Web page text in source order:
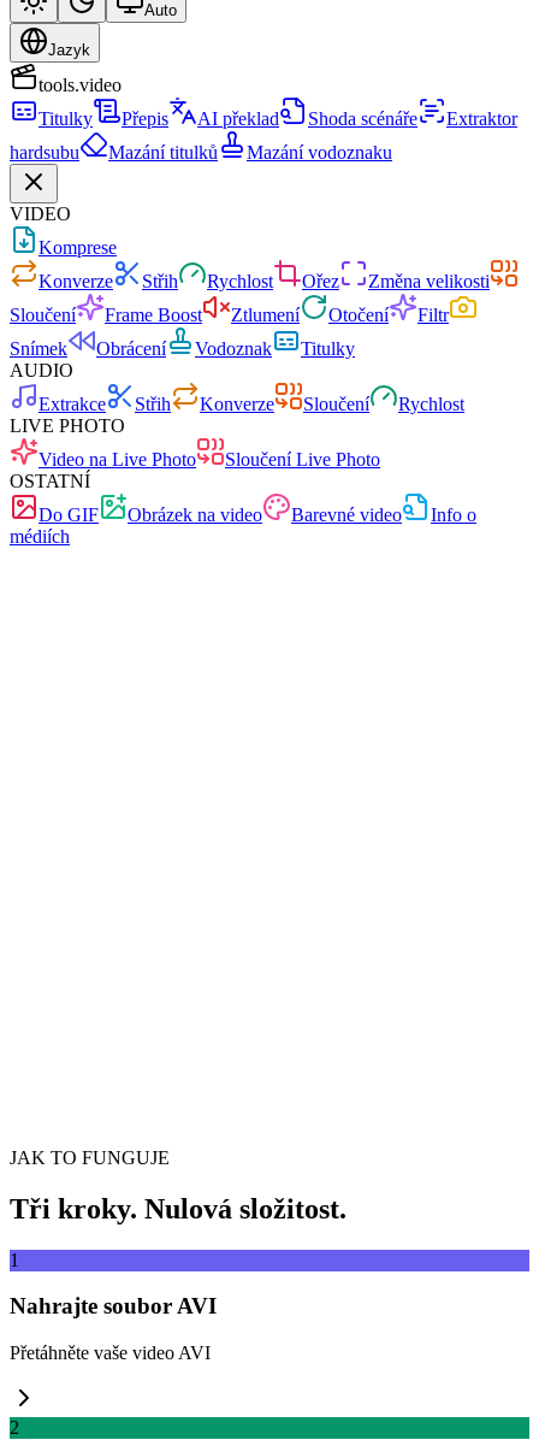
Auto
Jazyk
tools.video
Titulky
Přepis AI překlad Shoda scénáře
Extraktor
hardsubu
Mazání titulků Mazání vodoznaku
VIDEO
Komprese
Konverze
Střih Rychlost Ořez
Změna velikosti
Sloučení
Frame Boost Ztlumení Otočení
Filtr
Snímek
Obrácení Vodoznak
Titulky
AUDIO
Extrakce
Střih Konverze Sloučení
Rychlost
LIVE PHOTO
Video na Live Photo
Sloučení Live Photo
OSTATNÍ
Do GIF
Obrázek na video Barevné video
Info o
médiích
JAK TO FUNGUJE
Tři kroky. Nulová složitost.
1
Nahrajte soubor AVI
Přetáhněte vaše video AVI
2